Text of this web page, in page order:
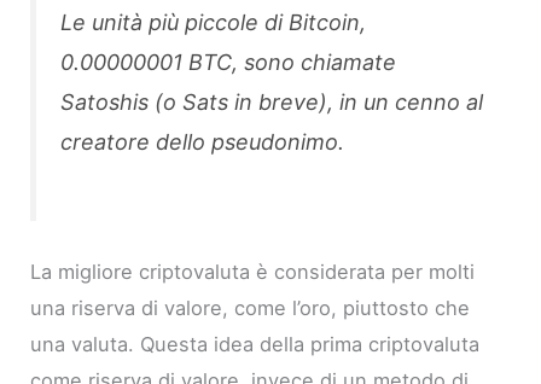
Le unità più piccole di Bitcoin,
0.00000001 BTC, sono chiamate
Satoshis (o Sats in breve), in un cenno al
creatore dello pseudonimo.
La migliore criptovaluta è considerata per molti
una riserva di valore, come l’oro, piuttosto che
una valuta. Questa idea della prima criptovaluta